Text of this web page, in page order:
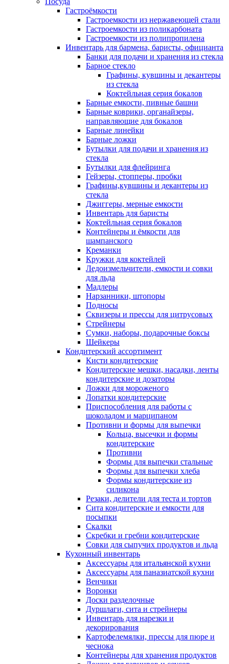
Гастроёмкости
Гастроемкости из нержавеющей стали
Гастроемкости из поликарбоната
Гастроемкости из полипропилена
Инвентарь для бармена, баристы, официанта
Банки для подачи и хранения из стекла
Барное стекло
Графины, кувшины и декантеры
из стекла
Коктейльная серия бокалов
Барные емкости, пивные башни
Барные коврики, органайзеры,
направляющие для бокалов
Барные линейки
Барные ложки
Бутылки для подачи и хранения из
стекла
Бутылки для флейринга
Гейзеры, стопперы, пробки
Графины,кувшины и декантеры из
стекла
Джиггеры, мерные емкости
Инвентарь для баристы
Коктейльная серия бокалов
Контейнеры и ёмкости для
шампанского
Креманки
Кружки для коктейлей
Ледоизмельчители, емкости и совки
для льда
Мадлеры
Нарзанники, штопоры
Подносы
Сквизеры и прессы для цитрусовых
Стрейнеры
Сумки, наборы, подарочные боксы
Шейкеры
Кондитерский ассортимент
Кисти кондитерские
Кондитерские мешки, насадки, ленты
кондитерские и дозаторы
Ложки для мороженого
Лопатки кондитерские
Приспособления для работы с
шоколадом и марципаном
Противни и формы для выпечки
Кольца, высечки и формы
кондитерские
Противни
Формы для выпечки стальные
Формы для выпечки хлеба
Формы кондитерские из
силикона
Резаки, делители для теста и тортов
Сита кондитерские и емкости для
посыпки
Скалки
Скребки и гребни кондитерские
Совки для сыпучих продуктов и льда
Кухонный инвентарь
Аксессуары для итальянской кухни
Аксессуары для паназиатской кухни
Венчики
Воронки
Доски разделочные
Дуршлаги, сита и стрейнеры
Инвентарь для нарезки и
декорирования
Картофелемялки, прессы для пюре и
чеснока
Контейнеры для хранения продуктов